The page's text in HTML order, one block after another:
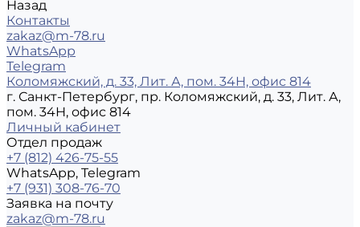
Назад
Контакты
zakaz@m-78.ru
WhatsApp
Telegram
Коломяжский, д. 33, Лит. А, пом. 34Н, офис 814
г. Санкт-Петербург, пр. Коломяжский, д. 33, Лит. А,
пом. 34Н, офис 814
Личный кабинет
Отдел продаж
+7 (812) 426-75-55
WhatsApp, Telegram
+7 (931) 308-76-70
Заявка на почту
zakaz@m-78.ru